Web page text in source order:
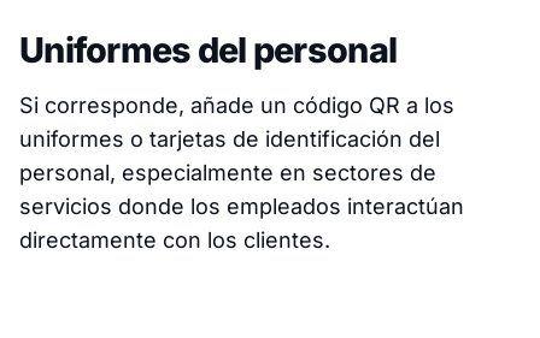
Uniformes del personal
Si corresponde, añade un código QR a los
uniformes o tarjetas de identificación del
personal, especialmente en sectores de
servicios donde los empleados interactúan
directamente con los clientes.